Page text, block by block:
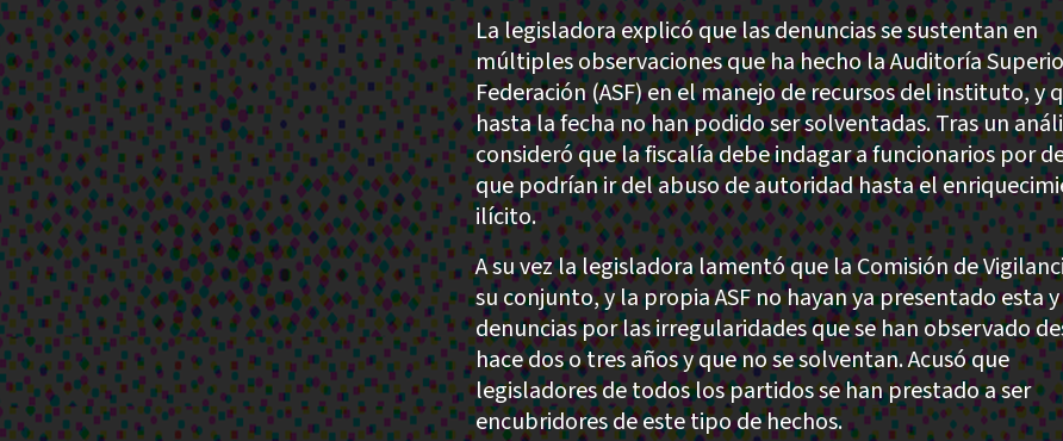
La legisladora explicó que las denuncias se sustentan en
múltiples observaciones que ha hecho la Auditoría
Federación (ASF) en el manejo de recursos del instituto, y
hasta la fecha no han podido ser solventadas. Tras un
consideró que la fiscalía debe indagar a funcionarios por
que podrían ir del abuso de autoridad hasta el
ilícito.
A su vez la legisladora lamentó que la Comisión de
su conjunto, y la propia ASF no hayan ya presentado esta
denuncias por las irregularidades que se han observado
hace dos o tres años y que no se solventan. Acusó que
legisladores de todos los partidos se han prestado a ser
encubridores de este tipo de hechos.